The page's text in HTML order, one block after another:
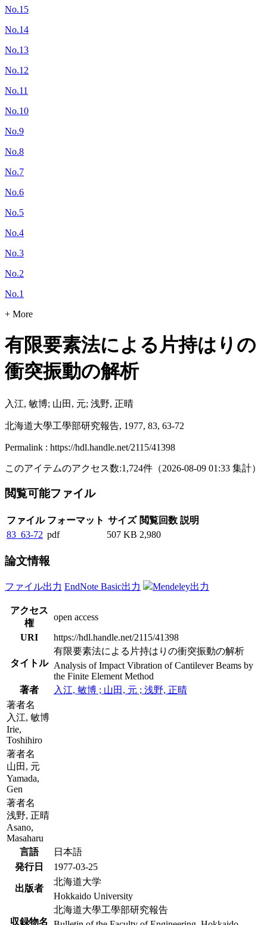
No.15
No.14
No.13
No.12
No.11
No.10
No.9
No.8
No.7
No.6
No.5
No.4
No.3
No.2
No.1
+ More
有限要素法による片持はりの
衝突振動の解析
入江, 敏博; 山田, 元; 浅野, 正晴
北海道大學工學部研究報告, 1977, 83, 63-72
Permalink : https://hdl.handle.net/2115/41398
このアイテムのアクセス数:1,724件 （2026-08-09 01:33 集計）
閲覧可能ファイル
ファイル フォーマット サイズ 閲覧回数 説明
83_63-72 pdf 507 KB 2,980
論文情報
ファイル出力 EndNote Basic出力 Mendeley出力
アクセス
権
open access
URI
https://hdl.handle.net/2115/41398
タイトル
有限要素法による片持はりの衝突振動の解析
Analysis of Impact Vibration of Cantilever Beams by
the Finite Element Method
著者
入江, 敏博 ; 山田, 元 ; 浅野, 正晴
著者名
入江, 敏博
Irie,
Toshihiro
著者名
山田, 元
Yamada,
Gen
著者名
浅野, 正晴
Asano,
Masaharu
言語
日本語
発行日
1977-03-25
出版者
北海道大学
Hokkaido University
収録物名
北海道大學工學部研究報告